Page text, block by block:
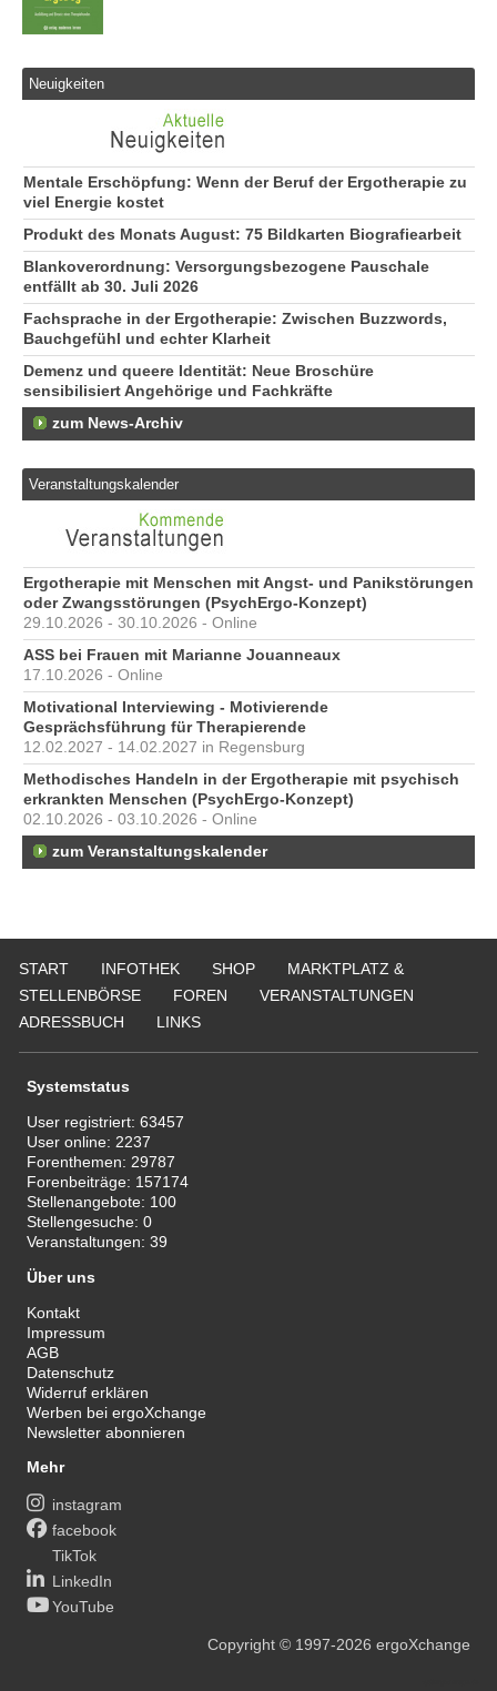
Neuigkeiten
Mentale Erschöpfung: Wenn der Beruf der Ergotherapie zu
viel Energie kostet
Produkt des Monats August: 75 Bildkarten Biografiearbeit
Blankoverordnung: Versorgungsbezogene Pauschale
entfällt ab 30. Juli 2026
Fachsprache in der Ergotherapie: Zwischen Buzzwords,
Bauchgefühl und echter Klarheit
Demenz und queere Identität: Neue Broschüre
sensibilisiert Angehörige und Fachkräfte
zum News-Archiv
Veranstaltungskalender
Ergotherapie mit Menschen mit Angst- und Panikstörungen
oder Zwangsstörungen (PsychErgo-Konzept)
29.10.2026 - 30.10.2026 - Online
ASS bei Frauen mit Marianne Jouanneaux
17.10.2026 - Online
Motivational Interviewing - Motivierende
Gesprächsführung für Therapierende
12.02.2027 - 14.02.2027 in Regensburg
Methodisches Handeln in der Ergotherapie mit psychisch
erkrankten Menschen (PsychErgo-Konzept)
02.10.2026 - 03.10.2026 - Online
zum Veranstaltungskalender
START INFOTHEK SHOP
MARKTPLATZ &
STELLENBÖRSE
FOREN
VERANSTALTUNGEN
ADRESSBUCH
LINKS
Systemstatus
User registriert:63457
User online: 2237
Forenthemen: 29787
Forenbeiträge: 157174
Stellenangebote: 100
Stellengesuche:0
Veranstaltungen:39
Über uns
Kontakt
Impressum
AGB
Datenschutz
Widerruf erklären
Werben bei ergoXchange
Newsletter abonnieren
Mehr
instagram
facebook
TikTok
LinkedIn
YouTube
Copyright© 1997-2026 ergoXchange